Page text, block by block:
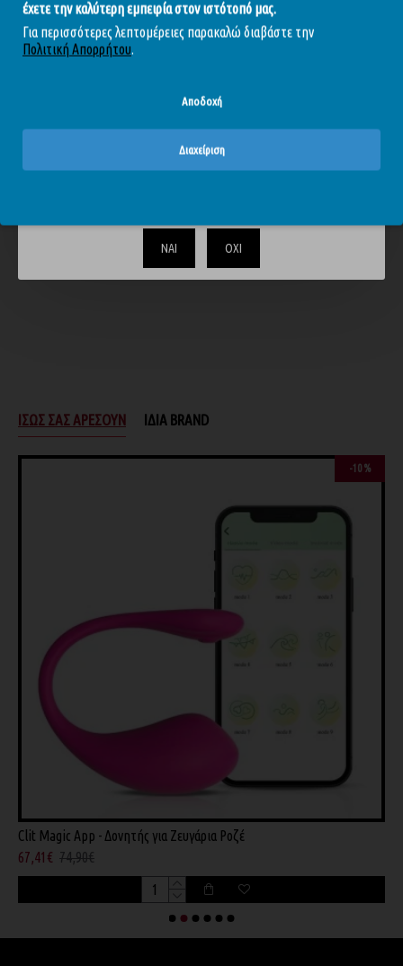
έχετε την καλύτερη εμπειρία στον ιστότοπό μας.
Για περισσότερες λεπτομέρειες παρακαλώ διαβάστε την
Πολιτική Απορρήτου.
Αποδοχή
Διαχείριση
Το περιεχόμενο του απευθύνεται αυστηρά και μόνο σε
ΝΑΙ ΟΧΙ
Μέγεθος συσκευασίας: 39 x 29 x 21.5 εκ.
Χρώμα προϊόντος: Μωβ.
Μπαταρία: Επαναφορτιζόμενη.
Με εφαρμογή για κινητά
Δονούμενα αυγά
Επαναφορτιζόμενα αυγά με δόνηση
ΊΣΩΣ ΣΑΣ ΑΡΈΣΟΥΝ ΊΔΙΑ BRAND
-10 %
Clit Magic App - Δονητής για Ζευγάρια Ροζέ
67,41€ 74,90€